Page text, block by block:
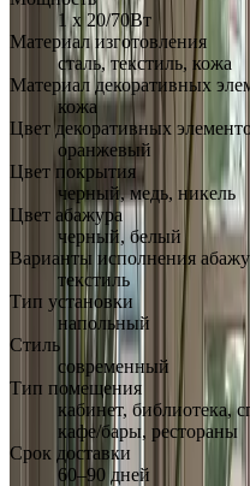
1 х 20/70Вт
Материал изготовления
сталь, текстиль, кожа
Материал декоративных
кожа
Цвет декоративных
оранжевый
Цвет покрытия
черный, медь, никель
Цвет абажура
черный, белый
Варианты исполнения
текстиль
Тип установки
напольный
Стиль
современный
Тип помещения
кабинет, библиотека,
кафе/бары, рестораны
Срок доставки
60–90 дней